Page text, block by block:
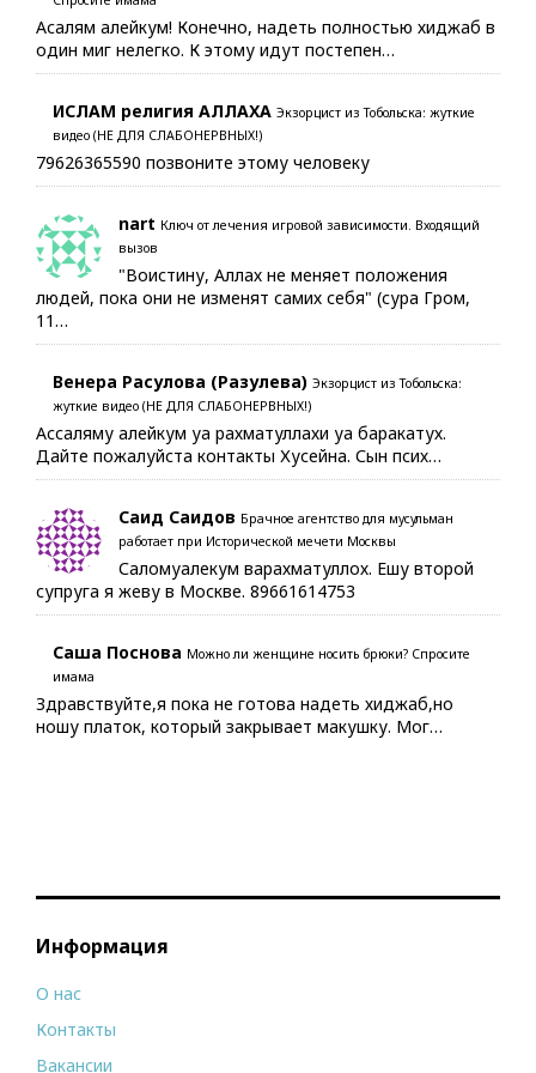
Асалям алейкум! Конечно, надеть полностью хиджаб в
один миг нелегко. К этому идут постепен…
ИСЛАМ религия АЛЛАХА Экзорцист из Тобольска: жуткие
видео (НЕ ДЛЯ СЛАБОНЕРВНЫХ!)
79626365590 позвоните этому человеку
nart Ключ от лечения игровой зависимости. Входящий
вызов
"Воистину, Аллах не меняет положения
людей, пока они не изменят самих себя" (сура Гром,
11…
Венера Расулова (Разулева) Экзорцист из Тобольска:
жуткие видео (НЕ ДЛЯ СЛАБОНЕРВНЫХ!)
Ассаляму алейкум уа рахматуллахи уа баракатух.
Дайте пожалуйста контакты Хусейна. Сын псих…
Саид Саидов Брачное агентство для мусульман
работает при Исторической мечети Москвы
Саломуалекум варахматуллох. Ешу второй
супруга я жеву в Москве. 89661614753
Саша Поснова Можно ли женщине носить брюки? Спросите
имама
Здравствуйте,я пока не готова надеть хиджаб,но
ношу платок, который закрывает макушку. Мог…
Информация
О нас
Контакты
Вакансии